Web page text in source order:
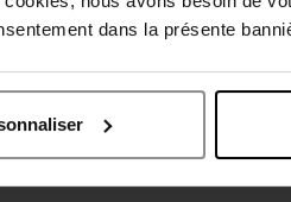
dans la présente